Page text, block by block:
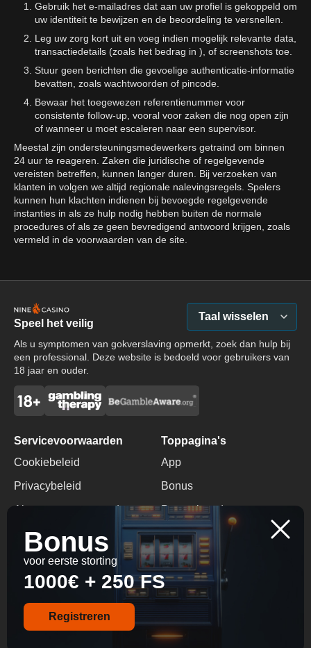
Gebruik het e-mailadres dat aan uw profiel is gekoppeld om
uw identiteit te bewijzen en de beoordeling te versnellen.
Leg uw zorg kort uit en voeg indien mogelijk relevante data,
transactiedetails (zoals het bedrag in ), of screenshots toe.
Stuur geen berichten die gevoelige authenticatie-informatie
bevatten, zoals wachtwoorden of pincode.
Bewaar het toegewezen referentienummer voor
consistente follow-up, vooral voor zaken die nog open zijn
of wanneer u moet escaleren naar een supervisor.
Meestal zijn ondersteuningsmedewerkers getraind om binnen
24 uur te reageren. Zaken die juridische of regelgevende
vereisten betreffen, kunnen langer duren. Bij verzoeken van
klanten in volgen we altijd regionale nalevingsregels. Spelers
kunnen hun klachten indienen bij bevoegde regelgevende
instanties in als ze hulp nodig hebben buiten de normale
procedures of als ze geen bevredigend antwoord krijgen, zoals
vermeld in de voorwaarden van de site.
Bonus
voor eerste storting
1000€ + 250 FS
Registreren
Speel het veilig
Als u symptomen van gokverslaving opmerkt, zoek dan hulp bij
een professional. Deze website is bedoeld voor gebruikers van
18 jaar en ouder.
Taal wisselen
Servicevoorwaarden
Cookiebeleid
Privacybeleid
Algemene voorwaarden
Verantwoord Gokken
Toppagina's
App
Bonus
Promotiecode
Geen Stortingsbonus
Contacten
+1 416 714 7710
info@ninecasinos.io
© 2026 All Rights